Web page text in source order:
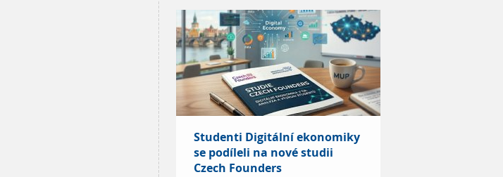
Studenti Digitální ekonomiky
se podíleli na nové studii
Czech Founders